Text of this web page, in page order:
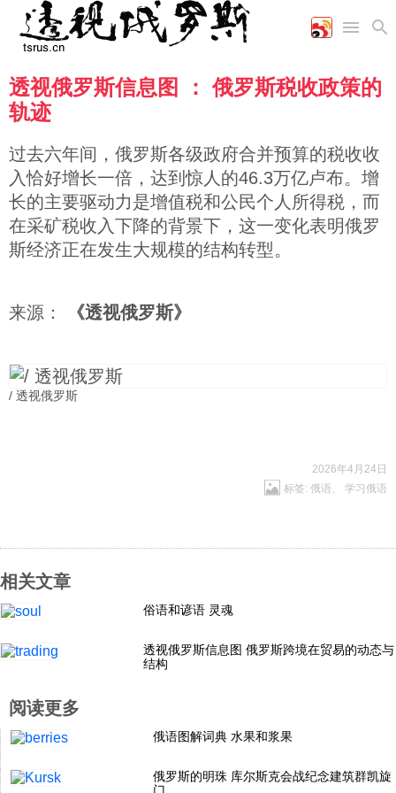
首页
国际
时政
军事
空军
海军
陆军
军事合作
评论
经济
财经
商业
工业
能源
农业
文艺
教育
美食
娱乐
历史
体育
旅游
图片新闻
高清图片
漫画
视频
图表
透视俄罗斯信息图 ： 俄罗斯税收政策的
轨迹
过去六年间，俄罗斯各级政府合并预算的税收收
入恰好增长一倍，达到惊人的46.3万亿卢布。增
长的主要驱动力是增值税和公民个人所得税，而
在采矿税收入下降的背景下，这一变化表明俄罗
斯经济正在发生大规模的结构转型。
来源： 《透视俄罗斯》
/ 透视俄罗斯
2026年4月24日
标签: 俄语、 学习俄语
相关文章
俗语和谚语 灵魂
透视俄罗斯信息图 俄罗斯跨境在贸易的动态与
结构
阅读更多
俄语图解词典 水果和浆果
俄罗斯的明珠 库尔斯克会战纪念建筑群凯旋